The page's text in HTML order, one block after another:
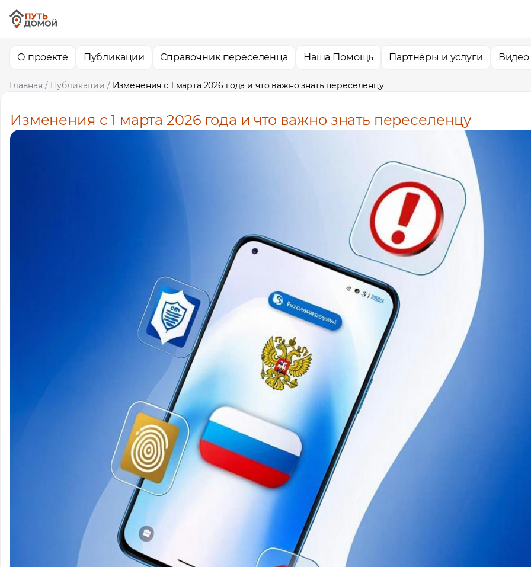
О проекте Публикации Справочник переселенца Наша Помощь Партнёры и услуги Видео
Главная / Публикации / Изменения с 1 марта 2026 года и что важно знать переселенцу
Изменения с 1 марта 2026 года и что важно знать переселенцу